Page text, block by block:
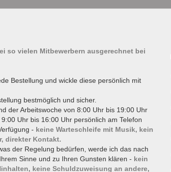
so vielen Mitbewerbern ausgerechnet bei
Bestellung und wickle diese persönlich mit
bestmöglich und sicher.
der Arbeitswoche von 8:00 Uhr bis 19:00 Uhr
Uhr bis 16:00 Uhr persönlich am Telefon
- keine Warteschleife mit Musik, kein
direkter Kontakt.
der Regelung bedürfen, werde ich das nach
Sinne und zu Ihren Gunsten klären - kein
keine Schuldzuweisung an andere,